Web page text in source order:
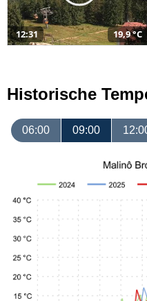
12:31 19,9 °C
Historische
06:00 09:00